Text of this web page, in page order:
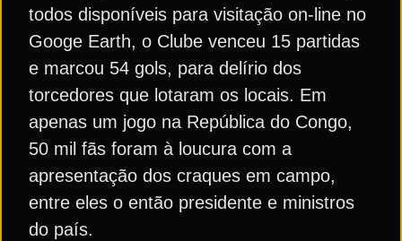
todos disponíveis para visitação on-line no
Googe Earth, o Clube venceu 15 partidas
e marcou 54 gols, para delírio dos
torcedores que lotaram os locais. Em
apenas um jogo na República do Congo,
50 mil fãs foram à loucura com a
apresentação dos craques em campo,
entre eles o então presidente e ministros
do país.